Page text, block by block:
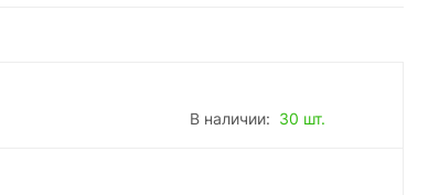
В наличии: 30 шт.